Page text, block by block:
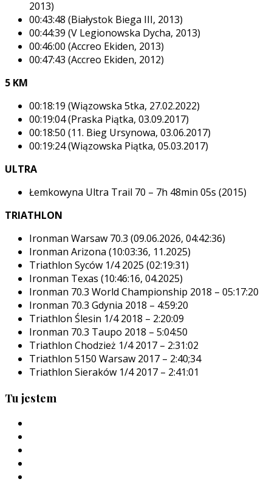
2013)
00:43:48 (Białystok Biega III, 2013)
00:44:39 (V Legionowska Dycha, 2013)
00:46:00 (Accreo Ekiden, 2013)
00:47:43 (Accreo Ekiden, 2012)
5 KM
00:18:19 (Wiązowska 5tka, 27.02.2022)
00:19:04 (Praska Piątka, 03.09.2017)
00:18:50 (11. Bieg Ursynowa, 03.06.2017)
00:19:24 (Wiązowska Piątka, 05.03.2017)
ULTRA
Łemkowyna Ultra Trail 70 – 7h 48min 05s (2015)
TRIATHLON
Ironman Warsaw 70.3 (09.06.2026, 04:42:36)
Ironman Arizona (10:03:36, 11.2025)
Triathlon Syców 1/4 2025 (02:19:31)
Ironman Texas (10:46:16, 04.2025)
Ironman 70.3 World Championship 2018 – 05:17:20
Ironman 70.3 Gdynia 2018 – 4:59:20
Triathlon Ślesin 1/4 2018 – 2:20:09
Ironman 70.3 Taupo 2018 – 5:04:50
Triathlon Chodzież 1/4 2017 – 2:31:02
Triathlon 5150 Warsaw 2017 – 2:40;34
Triathlon Sieraków 1/4 2017 – 2:41:01
Tu jestem